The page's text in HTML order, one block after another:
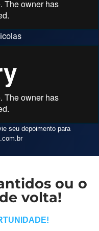
seu depoimento para
ou o
volta!